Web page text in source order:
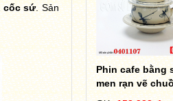
cốc sứ. Sản
Phin cafe bằng
men rạn vẽ